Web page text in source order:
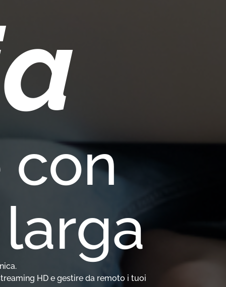
con
HD e gestire da remoto i tuoi